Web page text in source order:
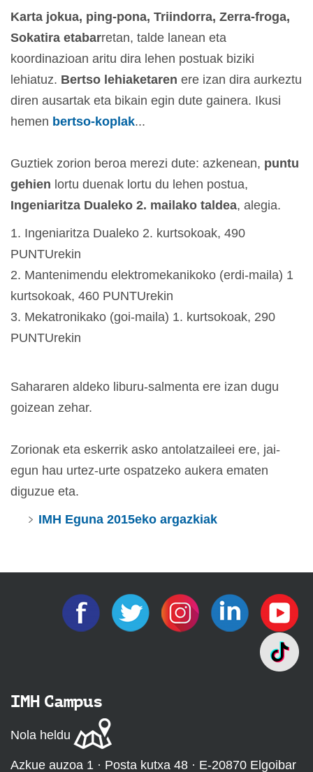
Karta jokua, ping-pona, Triindorra, Zerra-froga,
Sokatira etabarretan, talde lanean eta
koordinazioan aritu dira lehen postuak biziki
lehiatuz. Bertso lehiaketaren ere izan dira aurkeztu
diren ausartak eta bikain egin dute gainera. Ikusi
hemen bertso-koplak...
Guztiek zorion beroa merezi dute: azkenean, puntu
gehien lortu duenak lortu du lehen postua,
Ingeniaritza Dualeko 2. mailako taldea, alegia.
1. Ingeniaritza Dualeko 2. kurtsokoak, 490
PUNTUrekin
2. Mantenimendu elektromekanikoko (erdi-maila) 1
kurtsokoak, 460 PUNTUrekin
3. Mekatronikako (goi-maila) 1. kurtsokoak, 290
PUNTUrekin
Sahararen aldeko liburu-salmenta ere izan dugu
goizean zehar.
Zorionak eta eskerrik asko antolatzaileei ere, jai-
egun hau urtez-urte ospatzeko aukera ematen
diguzue eta.
IMH Eguna 2015eko argazkiak
IMH Campus
Nola heldu
Azkue auzoa 1 · Posta kutxa 48 · E-20870 Elgoibar